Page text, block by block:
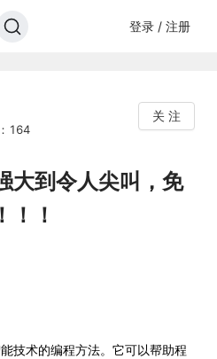
登录 / 注册
164
关 注
大到令人尖叫，免
！！
技术的编程方法。它可以帮助程